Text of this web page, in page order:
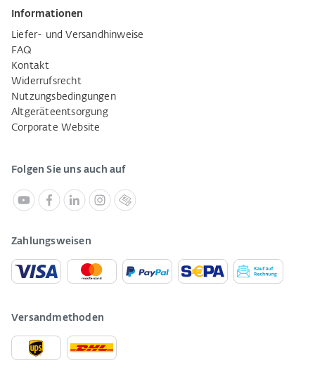
Informationen
Liefer- und Versandhinweise
FAQ
Kontakt
Widerrufsrecht
Nutzungsbedingungen
Altgeräteentsorgung
Corporate Website
Folgen Sie uns auch auf
Zahlungsweisen
Versandmethoden